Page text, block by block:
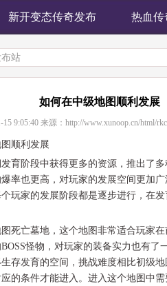
新开变态传奇发布 热血传
站
如何在中级地图顺利发展
15 9:05:40来源： http://www.xunoop.cn/html/
顺利发展
育阶段中获得更多的资源，推出了
率也更高，对玩家的发展空间更加
玩家的发展阶段都是逐步进行，在
死亡墓地，这个地图非常适合玩家
怪物，对玩家的装备实力也有了
存发育的空间，挑战难度相比初级
的条件才能进入。进入这个地图中